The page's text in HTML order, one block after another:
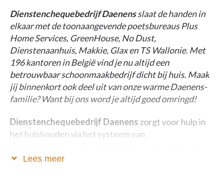
Dienstenchequebedrijf Daenensslaat de handen in
elkaar met de toonaangevende poetsbureaus Plus
Home Services, GreenHouse, No Dust,
Dienstenaanhuis, Makkie, Glax en TS Wallonie. Met
196 kantoren in België vind je nu altijd een
betrouwbaar schoonmaakbedrijf dicht bij huis. Maak
jij binnenkort ook deel uit van onze warme Daenens-
familie? Want bij ons word je altijd goed omringd!
Dienstenchequebedrijf Daenens zorgt voor hulp in
het huishouden via het systeem van
heel wat huishoudelijke taken van jou over te nemen.
Lees meer